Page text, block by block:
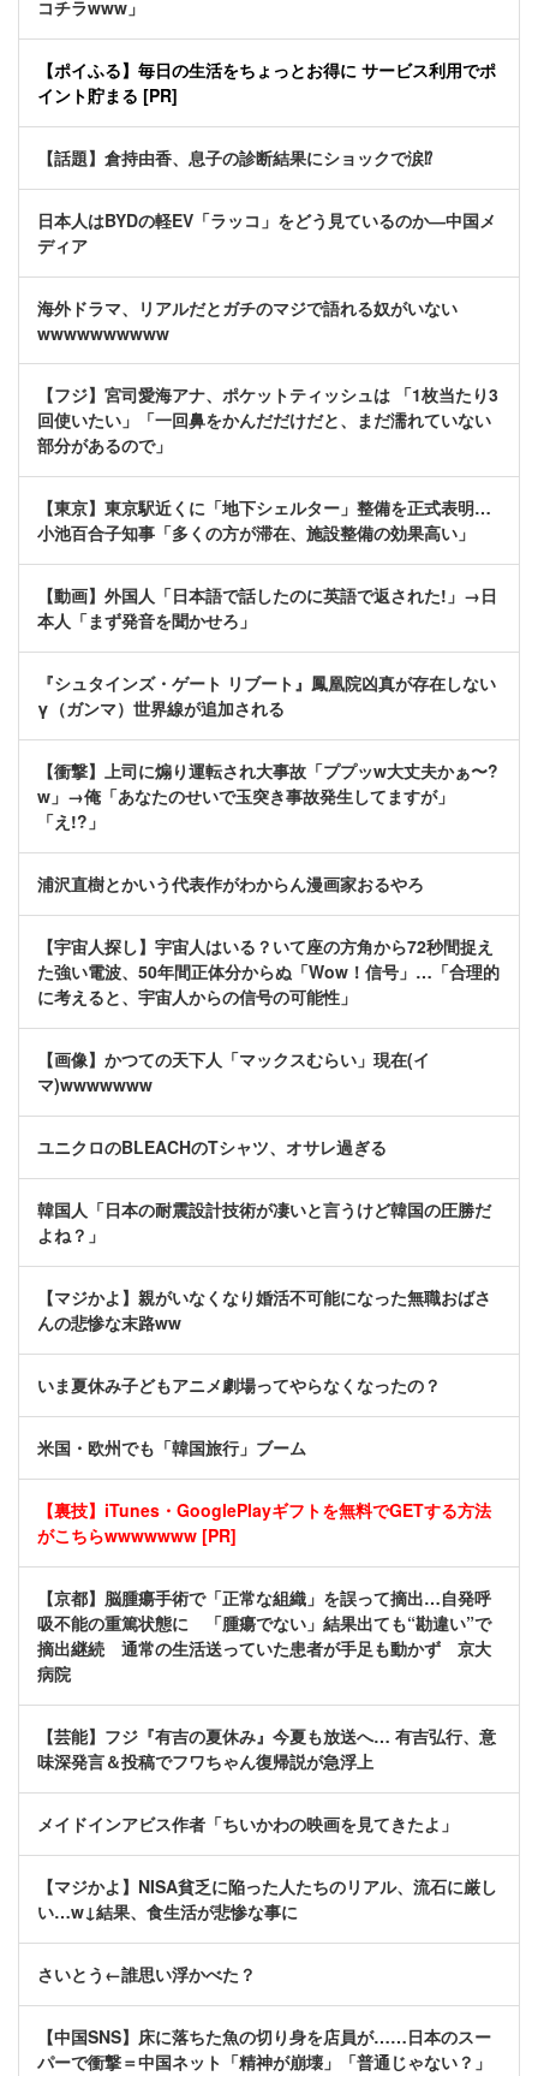
コチラwww」
【ポイふる】毎日の生活をちょっとお得に サービス利用でポ
イント貯まる [PR]
【話題】倉持由香、息子の診断結果にショックで涙⁉
日本人はBYDの軽EV「ラッコ」をどう見ているのか―中国メ
ディア
海外ドラマ、リアルだとガチのマジで語れる奴がいない
wwwwwwwwww
【フジ】宮司愛海アナ、ポケットティッシュは 「1枚当たり3
回使いたい」「一回鼻をかんだだけだと、まだ濡れていない
部分があるので」
【東京】東京駅近くに「地下シェルター」整備を正式表明…
小池百合子知事「多くの方が滞在、施設整備の効果高い」
【動画】外国人「日本語で話したのに英語で返された!」→日
本人「まず発音を聞かせろ」
『シュタインズ・ゲート リブート』鳳凰院凶真が存在しない
γ（ガンマ）世界線が追加される
【衝撃】上司に煽り運転され大事故「ププッw大丈夫かぁ〜?
w」→俺「あなたのせいで玉突き事故発生してますが」
「え!?」
浦沢直樹とかいう代表作がわからん漫画家おるやろ
【宇宙人探し】宇宙人はいる？いて座の方角から72秒間捉え
た強い電波、50年間正体分からぬ「Wow！信号」…「合理的
に考えると、宇宙人からの信号の可能性」
【画像】かつての天下人「マックスむらい」現在(イ
マ)wwwwwww
ユニクロのBLEACHのTシャツ、オサレ過ぎる
韓国人「日本の耐震設計技術が凄いと言うけど韓国の圧勝だ
よね？」
【マジかよ】親がいなくなり婚活不可能になった無職おばさ
んの悲惨な末路ww
いま夏休み子どもアニメ劇場ってやらなくなったの？
米国・欧州でも「韓国旅行」ブーム
【裏技】iTunes・GooglePlayギフトを無料でGETする方法
がこちらwwwwwww [PR]
【京都】脳腫瘍手術で「正常な組織」を誤って摘出…自発呼
吸不能の重篤状態に 「腫瘍でない」結果出ても“勘違い”で
摘出継続 通常の生活送っていた患者が手足も動かず 京大
病院
【芸能】フジ『有吉の夏休み』今夏も放送へ… 有吉弘行、意
味深発言＆投稿でフワちゃん復帰説が急浮上
メイドインアビス作者「ちいかわの映画を見てきたよ」
【マジかよ】NISA貧乏に陥った人たちのリアル、流石に厳し
い…w↓結果、食生活が悲惨な事に
さいとう←誰思い浮かべた？
【中国SNS】床に落ちた魚の切り身を店員が……日本のスー
パーで衝撃＝中国ネット「精神が崩壊」「普通じゃない？」